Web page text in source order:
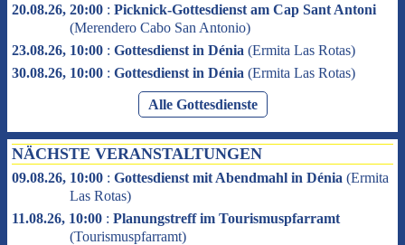
20.08.26, 20:00 : Picknick-Gottesdienst am Cap Sant Antoni
(Merendero Cabo San Antonio)
23.08.26, 10:00 : Gottesdienst in Dénia (Ermita Las Rotas)
30.08.26, 10:00 : Gottesdienst in Dénia (Ermita Las Rotas)
Alle Gottesdienste
NÄCHSTE VERANSTALTUNGEN
09.08.26, 10:00 : Gottesdienst mit Abendmahl in Dénia (Ermita
Las Rotas)
11.08.26, 10:00 : Planungstreff im Tourismuspfarramt
(Tourismuspfarramt)